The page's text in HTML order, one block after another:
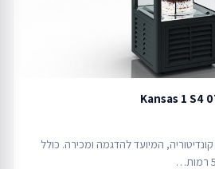
Kansas 1 S4
המיועד להדגמה ומכירה. כולל